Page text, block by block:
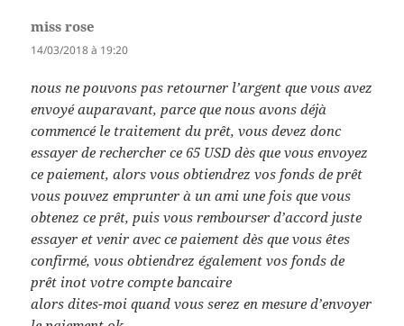
miss rose
14/03/2018 à 19:20
nous ne pouvons pas retourner l’argent que vous avez
envoyé auparavant, parce que nous avons déjà
commencé le traitement du prêt, vous devez donc
essayer de rechercher ce 65 USD dès que vous envoyez
ce paiement, alors vous obtiendrez vos fonds de prêt
vous pouvez emprunter à un ami une fois que vous
obtenez ce prêt, puis vous rembourser d’accord juste
essayer et venir avec ce paiement dès que vous êtes
confirmé, vous obtiendrez également vos fonds de
prêt inot votre compte bancaire
alors dites-moi quand vous serez en mesure d’envoyer